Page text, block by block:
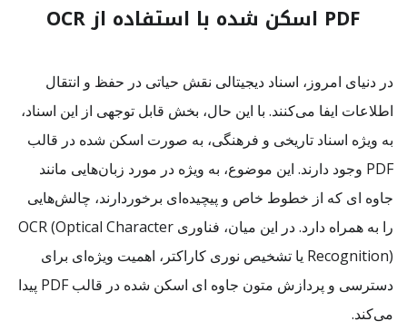
PDF اسکن شده با استفاده از OCR
در دنیای امروز، اسناد دیجیتالی نقش حیاتی در حفظ و انتقال
اطلاعات ایفا می‌کنند. با این حال، بخش قابل توجهی از این اسناد،
به ویژه اسناد تاریخی و فرهنگی، به صورت اسکن شده در قالب
PDF وجود دارند. این موضوع، به ویژه در مورد زبان‌هایی مانند
جاوه ای که از خطوط خاص و پیچیده‌ای برخوردارند، چالش‌هایی
را به همراه دارد. در این میان، فناوری OCR (Optical Character
Recognition) یا تشخیص نوری کاراکتر، اهمیت ویژه‌ای برای
دسترسی و پردازش متون جاوه ای اسکن شده در قالب PDF پیدا
می‌کند.